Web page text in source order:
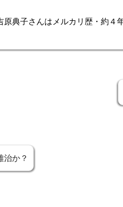
原典子さんはメルカリ歴・約４
治か？